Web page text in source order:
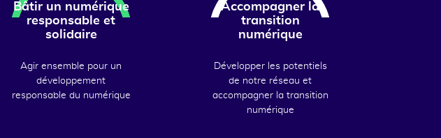
Bâtir un numérique
responsable et
solidaire
Agir ensemble pour un
développement
responsable du numérique
Accompagner la
transition
numérique
Développer les potentiels
de notre réseau et
accompagner la transition
numérique